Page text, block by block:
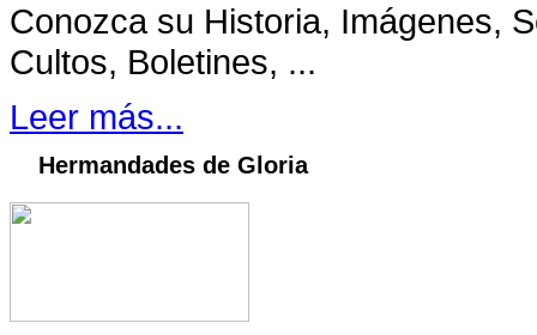
Conozca su Historia, Imágenes,
Cultos, Boletines, ...
Leer más...
Hermandades de Gloria